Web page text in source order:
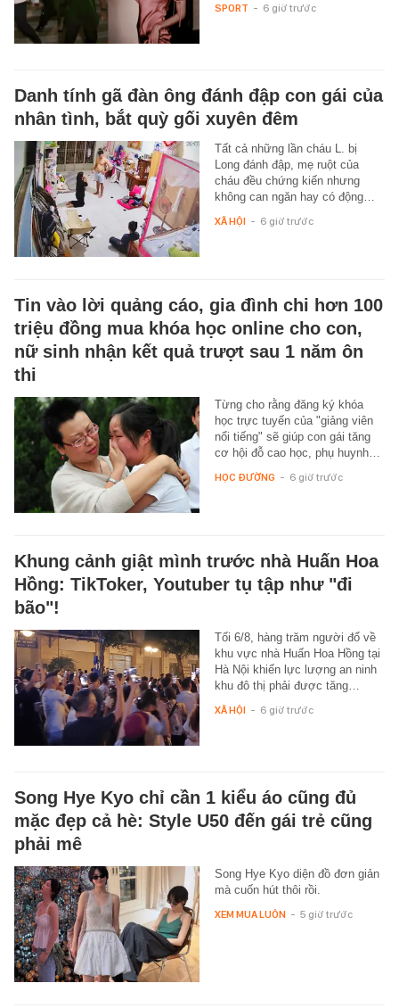
SPORT - 6 giờ trước
Danh tính gã đàn ông đánh đập con gái của
nhân tình, bắt quỳ gối xuyên đêm
Tất cả những lần cháu L. bị
Long đánh đập, mẹ ruột của
cháu đều chứng kiến nhưng
không can ngăn hay có động…
XÃ HỘI - 6 giờ trước
Tin vào lời quảng cáo, gia đình chi hơn 100
triệu đồng mua khóa học online cho con,
nữ sinh nhận kết quả trượt sau 1 năm ôn
thi
Từng cho rằng đăng ký khóa
học trực tuyến của "giảng viên
nổi tiếng" sẽ giúp con gái tăng
cơ hội đỗ cao học, phụ huynh…
HỌC ĐƯỜNG - 6 giờ trước
Khung cảnh giật mình trước nhà Huấn Hoa
Hồng: TikToker, Youtuber tụ tập như "đi
bão"!
Tối 6/8, hàng trăm người đổ về
khu vực nhà Huấn Hoa Hồng tại
Hà Nội khiến lực lượng an ninh
khu đô thị phải được tăng…
XÃ HỘI - 6 giờ trước
Song Hye Kyo chỉ cần 1 kiểu áo cũng đủ
mặc đẹp cả hè: Style U50 đến gái trẻ cũng
phải mê
Song Hye Kyo diện đồ đơn giản
mà cuốn hút thôi rồi.
XEM MUA LUÔN - 5 giờ trước